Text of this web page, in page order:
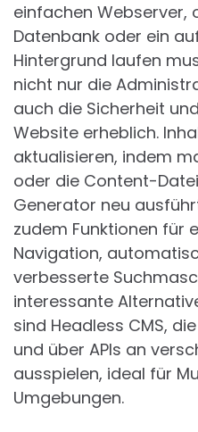
einfachen Webserver,
Datenbank oder ein
Hintergrund laufen
nicht nur die
auch die Sicherheit
Website erheblich.
aktualisieren, indem
oder die Content-
Generator neu
zudem Funktionen für
Navigation,
verbesserte
interessante
sind Headless CMS,
und über APIs an
ausspielen, ideal für
Umgebungen.